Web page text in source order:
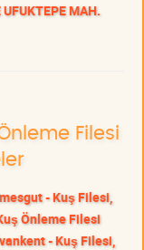
MAH.
Filesi
- Kuş Filesi,
Önleme Filesi
- Kuş Filesi,